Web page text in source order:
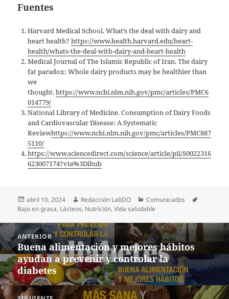
Fuentes
Harvard Medical School. What’s the deal with dairy and
heart health?https://www.health.harvard.edu/heart-
health/whats-the-deal-with-dairy-and-heart-health
Medical Journal of The Islamic Republic of Iran. The dairy
fat paradox: Whole dairy products may be healthier than
we
thought.https://www.ncbi.nlm.nih.gov/pmc/articles/PMC6
014779/
National Library of Medicine. Consumption of Dairy Foods
and Cardiovascular Disease: A Systematic
Reviewhttps://www.ncbi.nlm.nih.gov/pmc/articles/PMC887
5110/
https://www.sciencedirect.com/science/article/pii/S0022316
623007174?via%3Dihub
Publicado
el
abril 10, 2024 Autor
Redacción LabDO Categorías
Comunicados
Bajo en grasa, Lácteos, Nutrición,Vida saludable
Navegación
de
entradas
ANTERIOR
Entrada
anterior:
Buena alimentación y mejores hábitos
ayudan a prevenir y controlar la
diabetes